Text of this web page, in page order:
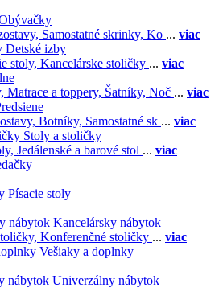
Samostatné skrinky, Ko ... viac
Detské izby
stoly, Kancelárske stoličky ... viac
Matrace a toppery, Šatníky, Noč ... viac
Botníky, Samostatné sk ... viac
Stoly a stoličky
Jedálenské a barové stol ... viac
Písacie stoly
Kancelársky nábytok
Konferenčné stoličky ... viac
Vešiaky a doplnky
Univerzálny nábytok